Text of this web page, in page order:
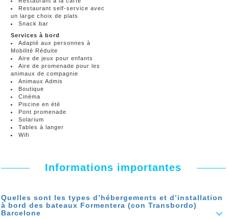
Restaurant self-service avec
un large choix de plats
Snack bar
Services à bord
Adapté aux personnes à
Mobilité Réduite
Aire de jeux pour enfants
Aire de promenade pour les
animaux de compagnie
Animaux Admis
Boutique
Cinéma
Piscine en été
Pont promenade
Solarium
Tables à langer
Wifi
Informations importantes
Quelles sont les types d’hébergements et d’installation
à bord des bateaux Formentera (con Transbordo)
Barcelone